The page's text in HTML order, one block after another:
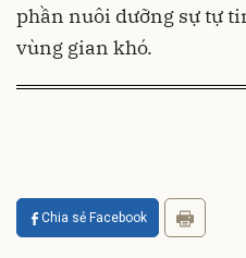
phần nuôi dưỡng sự tự
vùng gian khó.
Chia sẻ Facebook